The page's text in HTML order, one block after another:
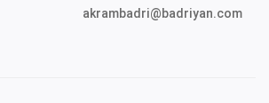
akrambadri@badriyan.com